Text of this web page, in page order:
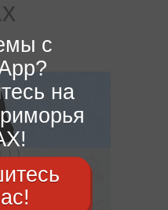
с
на